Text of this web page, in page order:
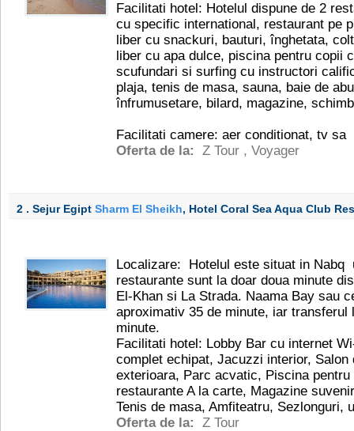
Facilitati hotel: Hotelul dispune de 2
cu specific international, restaurant pe
liber cu snackuri, bauturi, înghetata,
liber cu apa dulce, piscina pentru copii
scufundari si surfing cu instructori
plaja, tenis de masa, sauna, baie de
înfrumusetare, bilard, magazine,
Facilitati camere: aer conditionat, tv sa
Oferta de la:
Z Tour , Voyager
2 . Sejur Egipt Sharm El Sheikh, Hotel Coral Sea Aqua Club
Localizare: Hotelul este situat in Nabq
restaurante sunt la doar doua minute
El-Khan si La Strada. Naama Bay sau
aproximativ 35 de minute, iar transferul
minute.
Facilitati hotel: Lobby Bar cu internet
complet echipat, Jacuzzi interior, Salon
exterioara, Parc acvatic, Piscina
restaurante A la carte, Magazine
Tenis de masa, Amfiteatru, Sezlonguri,
Oferta de la:
Z Tour